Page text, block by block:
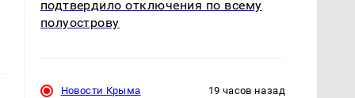
подтвердило отключения по всему
полуострову
Новости Крыма 19 часов назад